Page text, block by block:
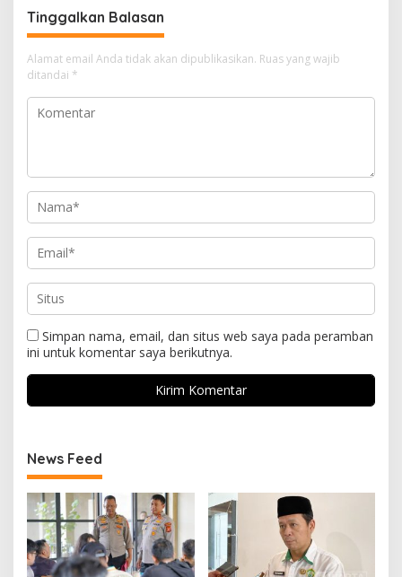
Tinggalkan Balasan
Alamat email Anda tidak akan dipublikasikan. Ruas yang wajib
ditandai *
Simpan nama, email, dan situs web saya pada peramban
ini untuk komentar saya berikutnya.
News Feed